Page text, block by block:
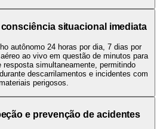
situacional imediata
autônomo 24 horas por dia, 7 dias por
ao vivo em questão de minutos para
resposta simultaneamente, permitindo
descarrilamentos e incidentes com
perigosos.
e prevenção de acidentes